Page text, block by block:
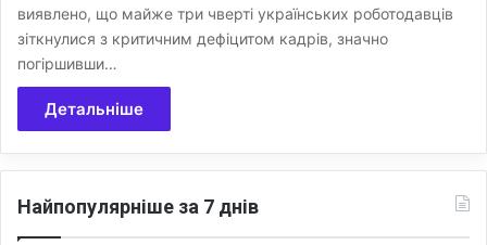
виявлено, що майже три чверті українських роботодавців
зіткнулися з критичним дефіцитом кадрів, значно
погіршивши…
Детальніше
Найпопулярніше за 7 днів